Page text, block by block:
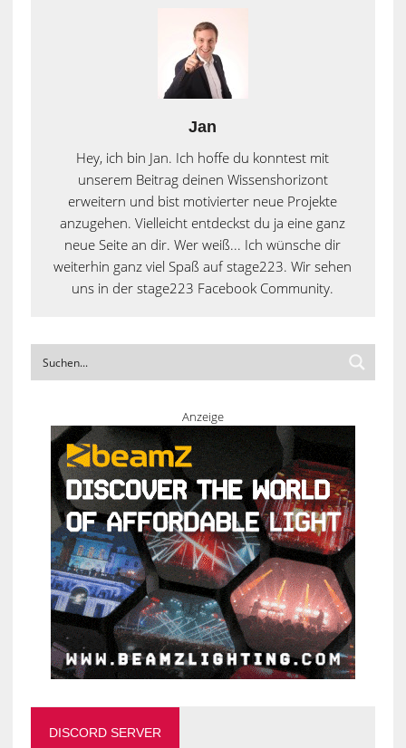
Jan
Hey, ich bin Jan. Ich hoffe du konntest mit
unserem Beitrag deinen Wissenshorizont
erweitern und bist motivierter neue Projekte
anzugehen. Vielleicht entdeckst du ja eine ganz
neue Seite an dir. Wer weiß... Ich wünsche dir
weiterhin ganz viel Spaß auf stage223. Wir sehen
uns in der stage223 Facebook Community.
Anzeige
DISCORD SERVER